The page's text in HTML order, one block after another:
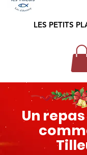
LES PETITS
Un